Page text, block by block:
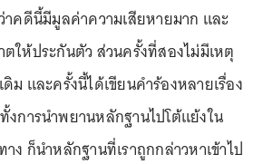
าคดีนี้มีมูลค่าความเสียหายมาก และ
ห้ประกันตัว ส่วนครั้งที่สองไม่มีเหตุ
ม และครั้งนี้ได้เขียนคำร้องหลายเรื่อง
การนำพยานหลักฐานไปโต้แย้งใน
ง ก็นำหลักฐานที่เราถูกกล่าวหาเข้าไป